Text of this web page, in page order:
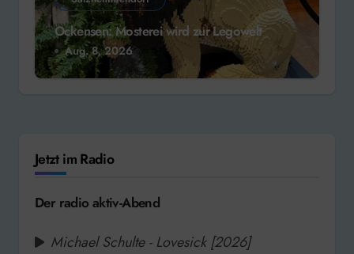
Ockensen: Mosterei wird zur Legowelt
Aug. 8, 2026
Jetzt im Radio
Der radio aktiv-Abend
Michael Schulte - Lovesick [2026]